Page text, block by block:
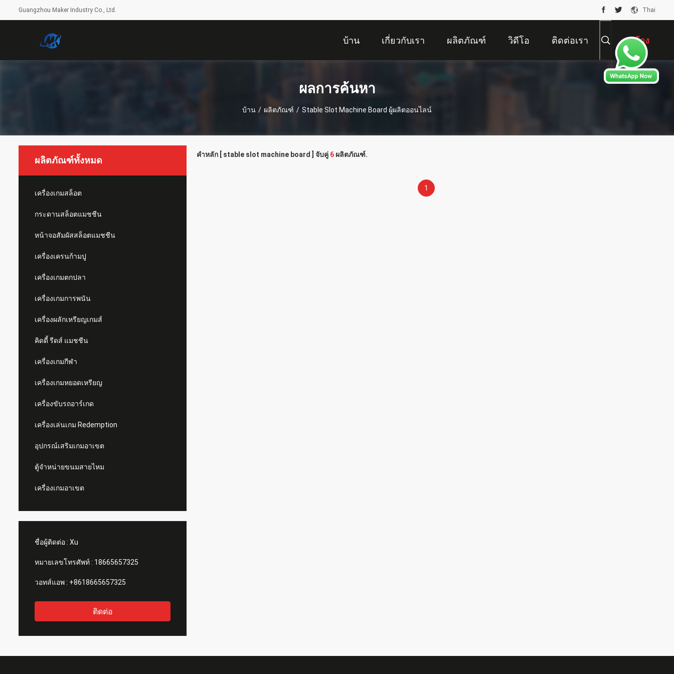
Guangzhou Maker Industry Co., Ltd. Thai
บ้าน เกี่ยวกับเรา ผลิตภัณฑ์ วิดีโอ ติดต่อเรา ขออ้าง
ผลการค้นหา
บ้าน / ผลิตภัณฑ์ / Stable Slot Machine Board ผู้ผลิตออนไลน์
ผลิตภัณฑ์ทั้งหมด
เครื่องเกมสล็อต
กระดานสล็อตแมชชีน
หน้าจอสัมผัสสล็อตแมชชีน
เครื่องเครนก้ามปู
เครื่องเกมตกปลา
เครื่องเกมการพนัน
เครื่องผลักเหรียญเกมส์
คิดดี้ รีดส์ แมชชีน
เครื่องเกมกีฬา
เครื่องเกมหยอดเหรียญ
เครื่องขับรถอาร์เกด
เครื่องเล่นเกม Redemption
อุปกรณ์เสริมเกมอาเขต
ตู้จำหน่ายขนมสายไหม
เครื่องเกมอาเขต
ชื่อผู้ติดต่อ : Xu
หมายเลขโทรศัพท์ : 18665657325
วอทส์แอพ : +8618665657325
ติดต่อ
คำหลัก [ stable slot machine board ] จับคู่ 6 ผลิตภัณฑ์.
1